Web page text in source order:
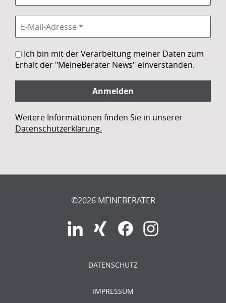
Ich bin mit der Verarbeitung meiner Daten zum
Erhalt der "MeineBerater News" einverstanden.
Weitere Informationen finden Sie in unserer
Datenschutzerklärung.
©2026 MEINEBERATER
DATENSCHUTZ
IMPRESSUM